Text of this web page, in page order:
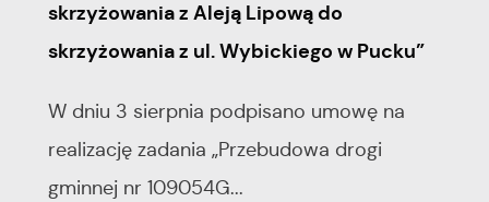
skrzyżowania z Aleją Lipową do
skrzyżowania z ul. Wybickiego w Pucku”
W dniu 3 sierpnia podpisano umowę na
realizację zadania „Przebudowa drogi
gminnej nr 109054G...